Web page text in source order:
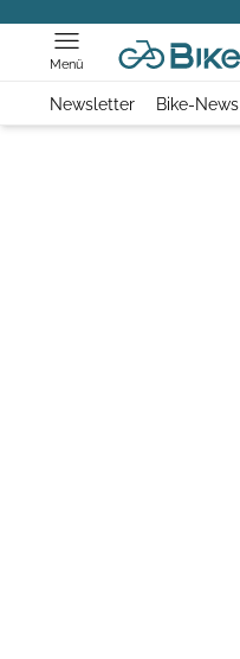
Menü
Newsletter Bike-News